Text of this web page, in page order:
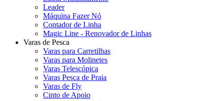
Leader
Máquina Fazer Nó
Contador de Linha
Magic Line - Renovador de Linhas
Varas de Pesca
Varas para Carretilhas
Varas para Molinetes
Varas Telescópica
Varas Pesca de Praia
Varas de Fly
Cinto de Apoio